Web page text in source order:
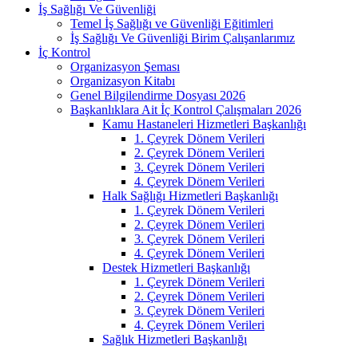
İş Sağlığı Ve Güvenliği
Temel İş Sağlığı ve Güvenliği Eğitimleri
İş Sağlığı Ve Güvenliği Birim Çalışanlarımız
İç Kontrol
Organizasyon Şeması
Organizasyon Kitabı
Genel Bilgilendirme Dosyası 2026
Başkanlıklara Ait İç Kontrol Çalışmaları 2026
Kamu Hastaneleri Hizmetleri Başkanlığı
1. Çeyrek Dönem Verileri
2. Çeyrek Dönem Verileri
3. Çeyrek Dönem Verileri
4. Çeyrek Dönem Verileri
Halk Sağlığı Hizmetleri Başkanlığı
1. Çeyrek Dönem Verileri
2. Çeyrek Dönem Verileri
3. Çeyrek Dönem Verileri
4. Çeyrek Dönem Verileri
Destek Hizmetleri Başkanlığı
1. Çeyrek Dönem Verileri
2. Çeyrek Dönem Verileri
3. Çeyrek Dönem Verileri
4. Çeyrek Dönem Verileri
Sağlık Hizmetleri Başkanlığı